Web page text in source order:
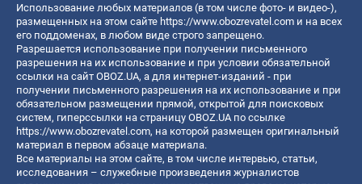
Использование любых материалов (в том числе фото- и видео-),
размещенных на этом сайте https://www.obozrevatel.com и на всех
его поддоменах, в любом виде строго запрещено.
Разрешается использование при получении письменного
разрешения на их использование и при условии обязательной
ссылки на сайт OBOZ.UA, а для интернет-изданий - при
получении письменного разрешения на их использование и при
обязательном размещении прямой, открытой для поисковых
систем, гиперссылки на страницу OBOZ.UA по ссылке
https://www.obozrevatel.com, на которой размещен оригинальный
материал в первом абзаце материала.
Все материалы на этом сайте, в том числе интервью, статьи,
исследования – служебные произведения журналистов